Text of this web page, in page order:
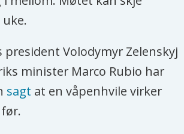
president Volodymyr Zelenskyj
minister Marco Rubio har
sagt at en våpenhvile virker